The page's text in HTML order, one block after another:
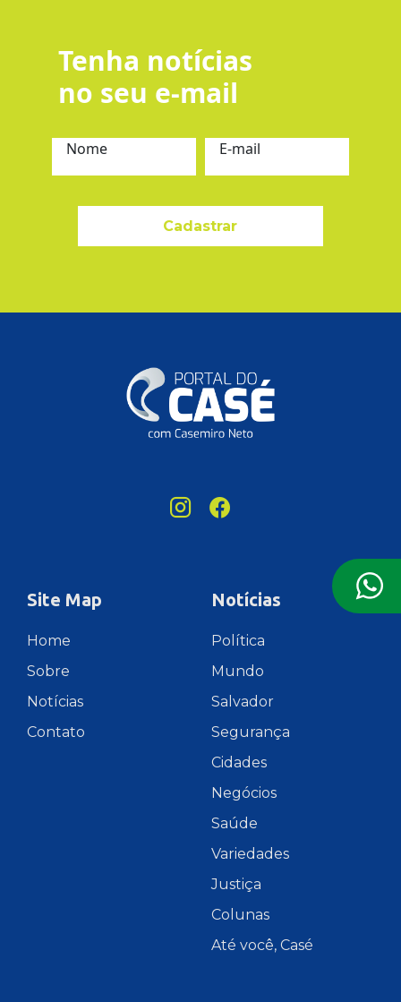
Tenha notícias
no seu e-mail
Nome E-mail
Cadastrar
Site Map
Home
Sobre
Notícias
Contato
Notícias
Política
Mundo
Salvador
Segurança
Cidades
Negócios
Saúde
Variedades
Justiça
Colunas
Até você, Casé